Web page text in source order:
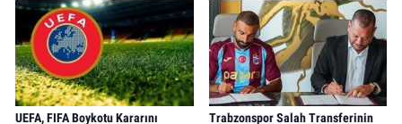
UEFA, FIFA Boykotu Kararını
Trabzonspor Salah Transferinin